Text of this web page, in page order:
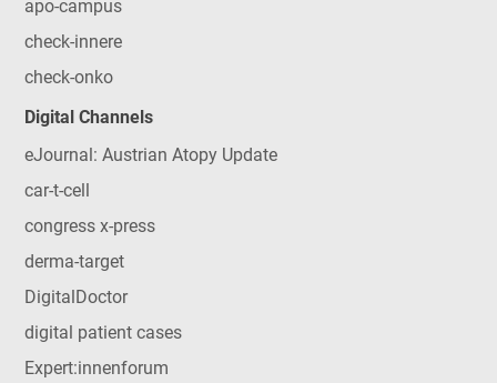
apo-campus
check-innere
check-onko
Digital Channels
eJournal: Austrian Atopy Update
car-t-cell
congress x-press
derma-target
DigitalDoctor
digital patient cases
Expert:innenforum